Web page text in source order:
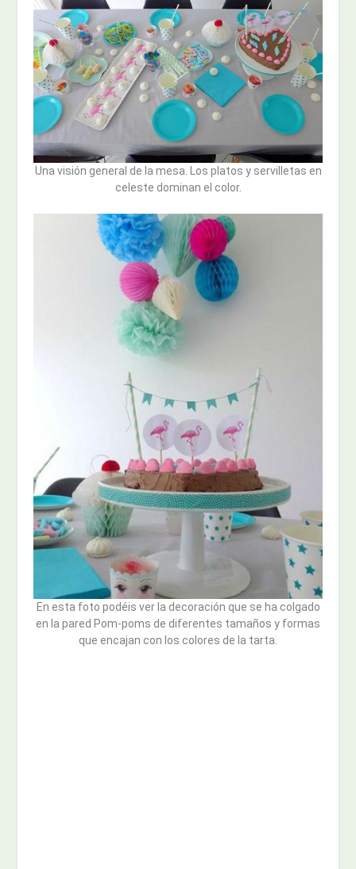
Una visión general de la mesa. Los platos y servilletas en
celeste dominan el color.
En esta foto podéis ver la decoración que se ha colgado
en la pared Pom-poms de diferentes tamaños y formas
que encajan con los colores de la tarta.